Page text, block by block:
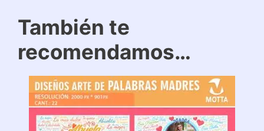
También te
recomendamos…